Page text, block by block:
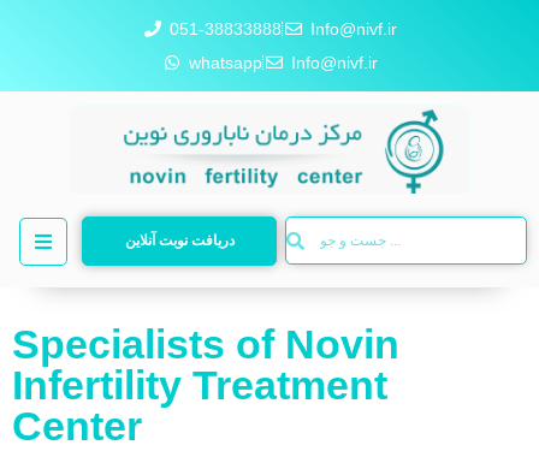
051-38833888
Info@nivf.ir
whatsapp
Info@nivf.ir
دریافت نوبت آنلاین
Specialists of Novin
Infertility Treatment
Center